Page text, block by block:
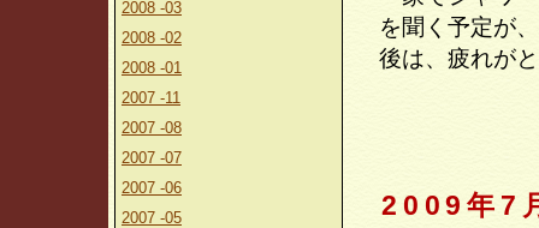
2008 -03
2008 -02
2008 -01
2007 -11
2007 -08
2007 -07
2007 -06
2007 -05
を聞く予定が
後は、疲れが
2009年7